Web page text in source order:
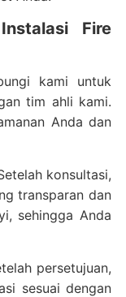
Fire
kami untuk
tim ahli kami.
Anda dan
konsultasi,
transparan dan
sehingga Anda
persetujuan,
sesuai dengan